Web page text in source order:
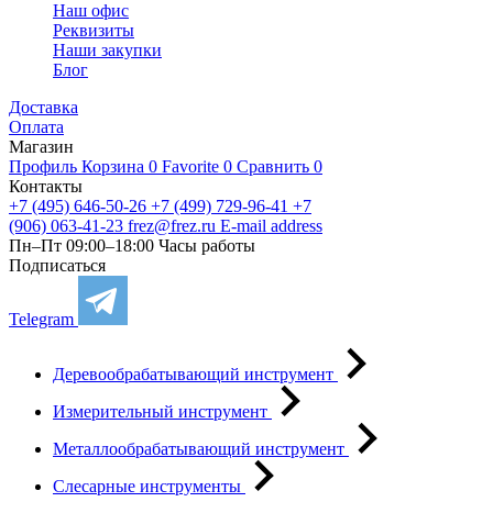
Наш офис
Реквизиты
Наши закупки
Блог
Доставка
Оплата
Магазин
Профиль Корзина 0 Favorite 0 Сравнить 0
Контакты
+7 (495) 646-50-26 +7 (499) 729-96-41 +7
(906) 063-41-23 frez@frez.ru E-mail address
Пн–Пт 09:00–18:00 Часы работы
Подписаться
Telegram
Деревообрабатывающий инструмент
Измерительный инструмент
Металлообрабатывающий инструмент
Слесарные инструменты